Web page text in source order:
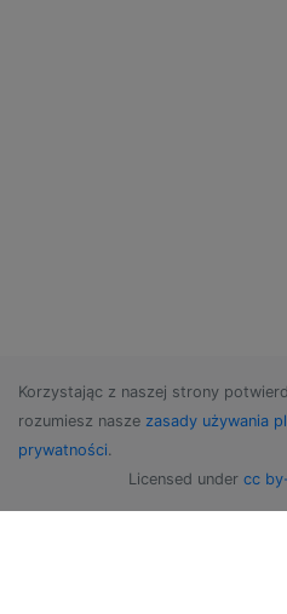
Korzystając z naszej strony
rozumiesz nasze zasady używania
prywatności.
Licensed under cc